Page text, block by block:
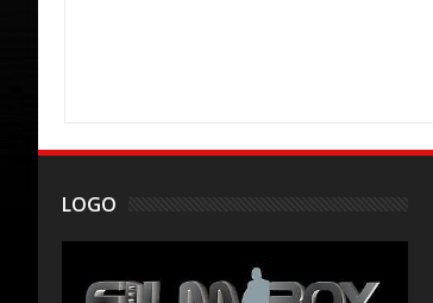
LOGO